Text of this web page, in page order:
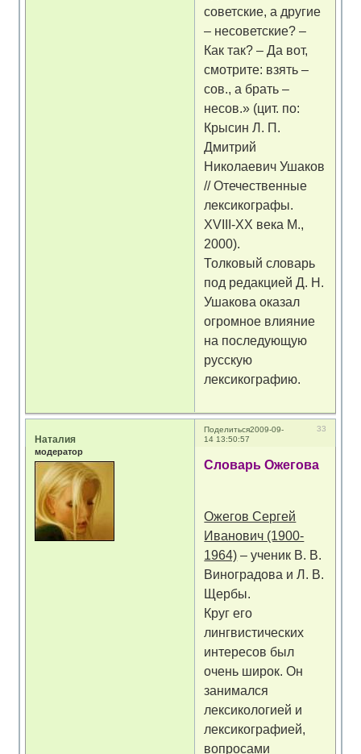
советские, а другие
– несоветские? –
Как так? – Да вот,
смотрите: взять –
сов., а брать –
несов.» (цит. по:
Крысин Л. П.
Дмитрий
Николаевич Ушаков
// Отечественные
лексикографы.
XVIII-XX века М.,
2000).
Толковый словарь
под редакцией Д. Н.
Ушакова оказал
огромное влияние
на последующую
русскую
лексикографию.
Поделиться 33
2009-09-
14 13:50:57
Наталия
модератор
Словарь Ожегова
Ожегов Сергей
Иванович (1900-
1964) – ученик В. В.
Виноградова и Л. В.
Щербы.
Круг его
лингвистических
интересов был
очень широк. Он
занимался
лексикологией и
лексикографией,
вопросами